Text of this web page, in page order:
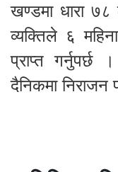
खण्डमा धारा
व्यक्तिले ६
प्राप्त गर्नुपर्छ
दैनिकमा